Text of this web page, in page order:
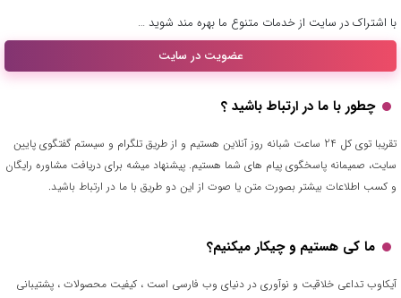
با اشتراک در سایت از خدمات متنوع ما بهره مند شوید …
عضویت در سایت
چطور با ما در ارتباط باشید ؟
تقریبا توی کل 24 ساعت شبانه روز آنلاین هستیم و از طریق تلگرام و سیستم گفتگوی پایین
سایت، صمیمانه پاسخگوی پیام های شما هستیم. پیشنهاد میشه برای دریافت مشاوره رایگان
و کسب اطلاعات بیشتر بصورت متن یا صوت از این دو طریق با ما در ارتباط باشید.
ما کی هستیم و چیکار میکنیم؟
آیکاوب تداعی خلاقیت و نوآوری در دنیای وب فارسی است ، کیفیت محصولات ، پشتیبانی